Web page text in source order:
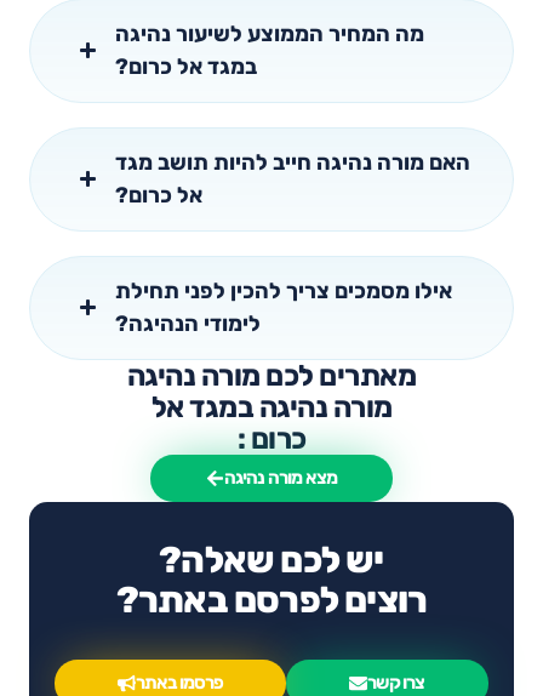
מה המחיר הממוצע לשיעור נהיגה
במגד אל כרום?
האם מורה נהיגה חייב להיות תושב מגד
אל כרום?
אילו מסמכים צריך להכין לפני תחילת
לימודי הנהיגה?
מאתרים לכם מורה נהיגה
מורה נהיגה במגד אל
כרום :
מצא מורה נהיגה
יש לכם שאלה?
רוצים לפרסם באתר?
צרו קשר פרסמו באתר